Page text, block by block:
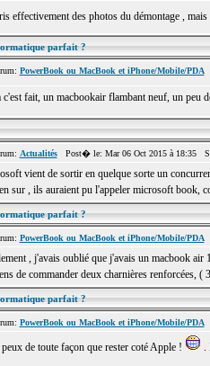
effectivement des photos du démontage ,
parfait ?
PowerBook ou MacBook et iPhone/Mobile/PDA
c'est fait, un macbookair flambant neuf, un peu
ActualitésPost� le: Mar 06 Oct 2015 à 18:35
vient de sortir en quelque sorte un
sur , ils auraient pu l'appeler microsoft book,
parfait ?
PowerBook ou MacBook et iPhone/Mobile/PDA
, j'avais oublié que j'avais un macbook air
de commander deux charnières renforcées,
parfait ?
PowerBook ou MacBook et iPhone/Mobile/PDA
peux de toute façon que rester coté Apple ! .